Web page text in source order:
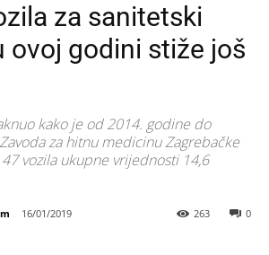
za sanitetski
ovoj godini stiže još
kako je od 2014. godine do
za hitnu medicinu Zagrebačke
vozila ukupne vrijednosti 14,6
16/01/2019 0
263